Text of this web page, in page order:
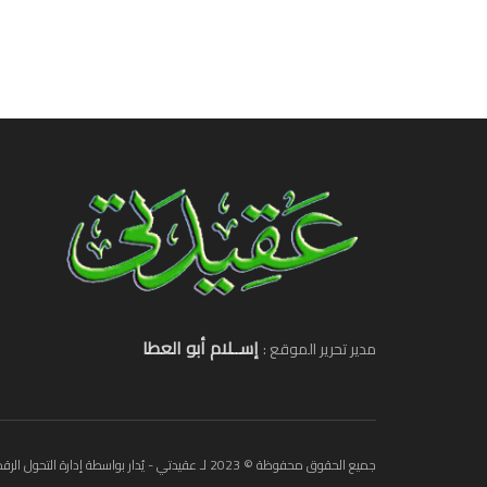
مدير تحرير الموقع :إســلام أبو العطا
جميع الحقوق محفوظة © 2023 لـ عقيدتي - يُدار بواسطة إدارة التحول الرقمي.